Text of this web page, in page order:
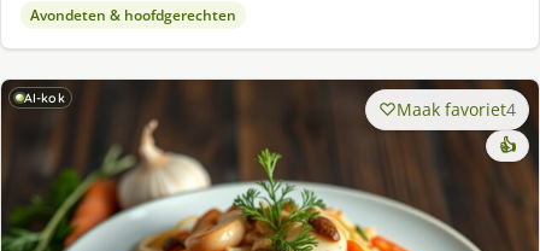
Avondeten & hoofdgerechten
AI-kok Maak favoriet4
👍